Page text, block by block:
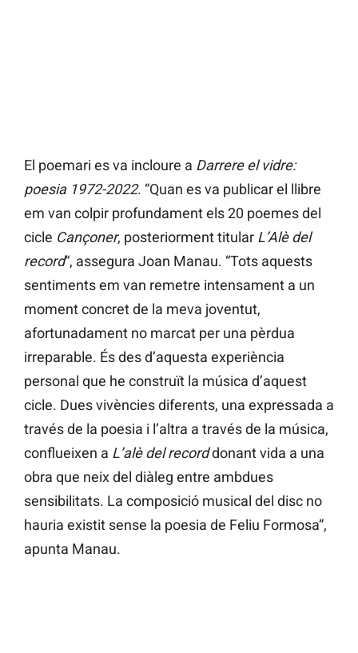
El poemari es va incloure a Darrere el vidre:
poesia 1972-2022. “Quan es va publicar el llibre
em van colpir profundament els 20 poemes del
cicle Cançoner, posteriorment titular L’Alè del
record“, assegura Joan Manau. “Tots aquests
sentiments em van remetre intensament a un
moment concret de la meva joventut,
afortunadament no marcat per una pèrdua
irreparable. És des d’aquesta experiència
personal que he construït la música d’aquest
cicle. Dues vivències diferents, una expressada a
través de la poesia i l’altra a través de la música,
conflueixen a L’alè del recorddonant vida a una
obra que neix del diàleg entre ambdues
sensibilitats. La composició musical del disc no
hauria existit sense la poesia de Feliu Formosa”,
apunta Manau.